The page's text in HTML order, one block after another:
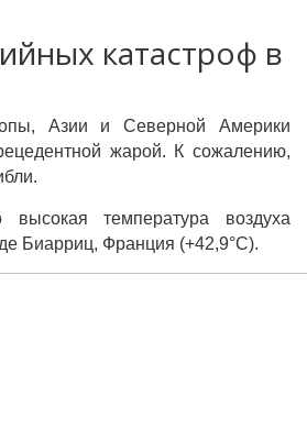
катастроф в
Азии и Северной Америки
жарой. К сожалению,
температура воздуха
Биарриц, Франция (+42,9°С).